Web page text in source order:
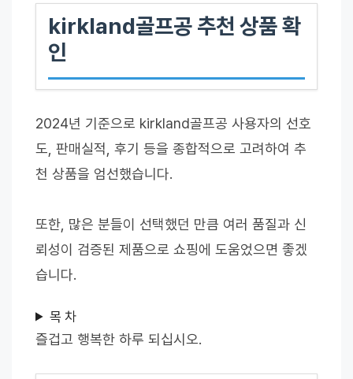
kirkland골프공 추천 상품 확
인
2024년 기준으로 kirkland골프공 사용자의 선호
도, 판매실적, 후기 등을 종합적으로 고려하여 추
천 상품을 엄선했습니다.
또한, 많은 분들이 선택했던 만큼 여러 품질과 신
뢰성이 검증된 제품으로 쇼핑에 도움었으면 좋겠
습니다.
목 차
즐겁고 행복한 하루 되십시오.